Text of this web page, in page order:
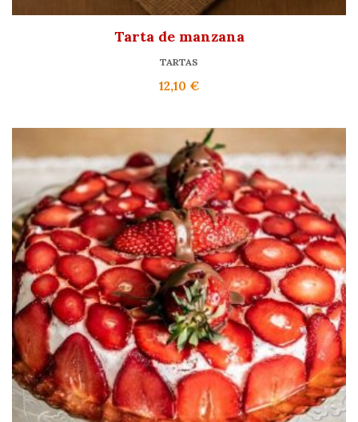
Tarta de manzana
TARTAS
12,10 €